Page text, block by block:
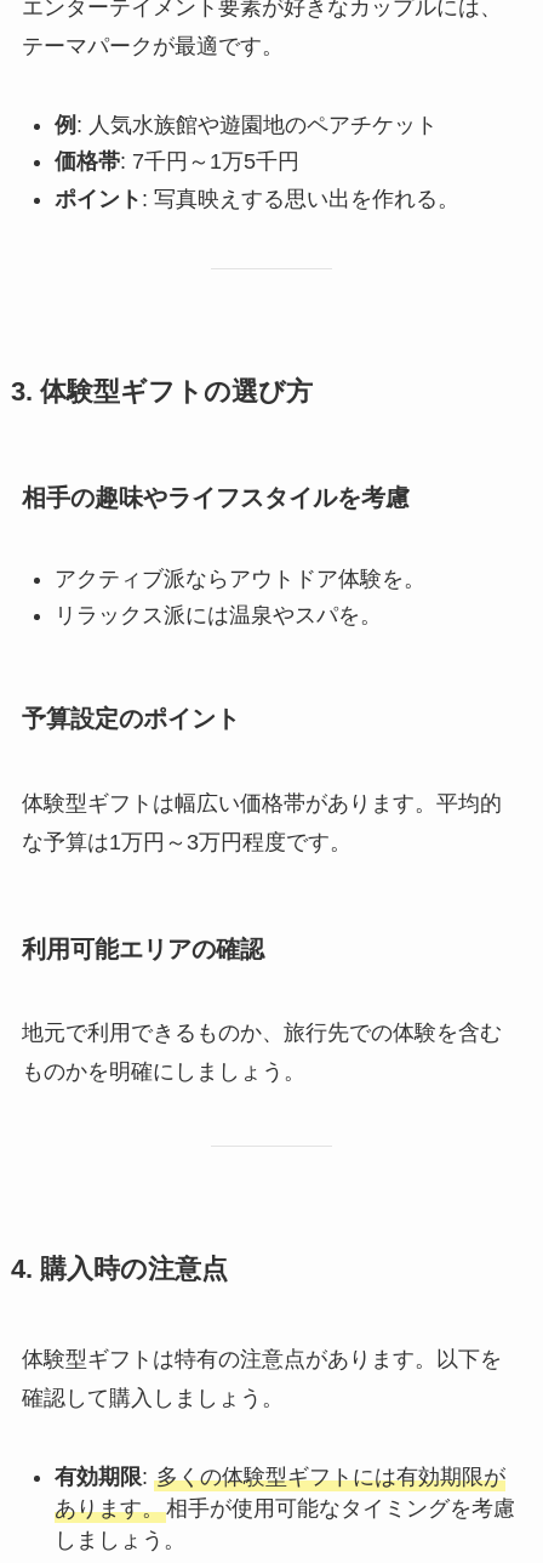
エンターテイメント要素が好きなカップルには、
テーマパークが最適です。
例 : 人気水族館や遊園地のペアチケット
価格帯: 7千円～1万5千円
ポイント : 写真映えする思い出を作れる。
3. 体験型ギフトの選び方
相手の趣味やライフスタイルを考慮
アクティブ派ならアウトドア体験を。
リラックス派には温泉やスパを。
予算設定のポイント
体験型ギフトは幅広い価格帯があります。平均的
な予算は1万円～3万円程度です。
利用可能エリアの確認
地元で利用できるものか、旅行先での体験を含む
ものかを明確にしましょう。
4. 購入時の注意点
体験型ギフトは特有の注意点があります。以下を
確認して購入しましょう。
有効期限: 多くの体験型ギフトには有効期限が
あります。相手が使用可能なタイミングを考慮
しましょう。